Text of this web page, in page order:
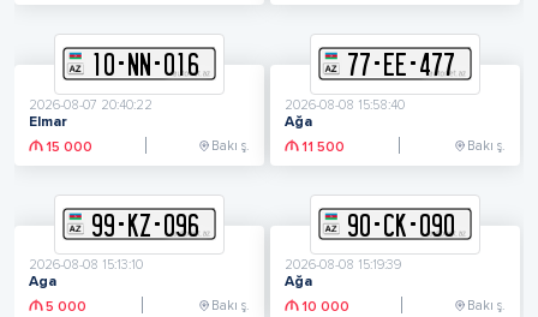
10- N N -016
2026-08-07 20:40:22
Elmar
15 000
Bakı ş.
77- EE-477
2026-08-08 15:58:40
Ağa
11 500
Bakı ş.
99- KZ-096
2026-08-08 15:13:10
Aga
5 000
Bakı ş.
90-CK-090
2026-08-08 15:19:39
Ağa
10 000
Bakı ş.